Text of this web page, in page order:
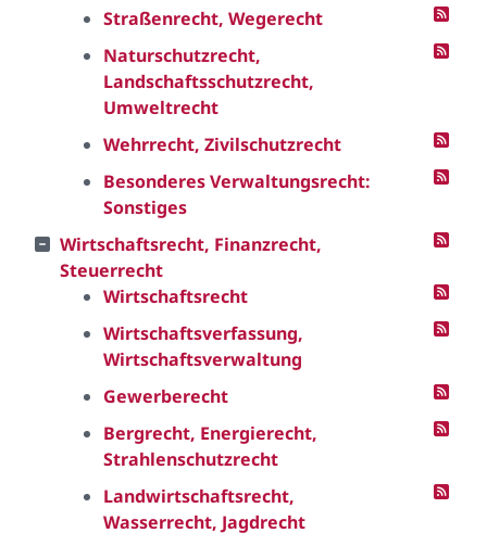
Straßenrecht, Wegerecht
Naturschutzrecht,
Landschaftsschutzrecht,
Umweltrecht
Wehrrecht, Zivilschutzrecht
Besonderes Verwaltungsrecht:
Sonstiges
Wirtschaftsrecht, Finanzrecht,
Steuerrecht
Wirtschaftsrecht
Wirtschaftsverfassung,
Wirtschaftsverwaltung
Gewerberecht
Bergrecht, Energierecht,
Strahlenschutzrecht
Landwirtschaftsrecht,
Wasserrecht, Jagdrecht